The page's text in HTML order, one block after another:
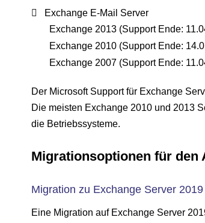
Exchange E-Mail Server
Exchange 2013 (Support Ende:
Exchange 2010 (Support Ende:
Exchange 2007 (Support Ende:
Der Microsoft Support für Exchange
Die meisten Exchange 2010 und 2013
die Betriebssysteme.
Migrationsoptionen für den
Migration zu Exchange Server 2019
Eine Migration auf Exchange Server